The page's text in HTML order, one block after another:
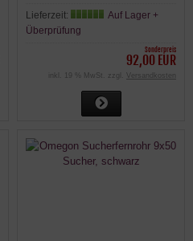
Lieferzeit:
Auf Lager +
Überprüfung
Sonderpreis
92,00 EUR
inkl. 19 % MwSt. zzgl. Versandkosten